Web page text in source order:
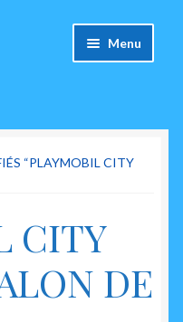
Menu
“PLAYMOBIL CITY
CITY
DE